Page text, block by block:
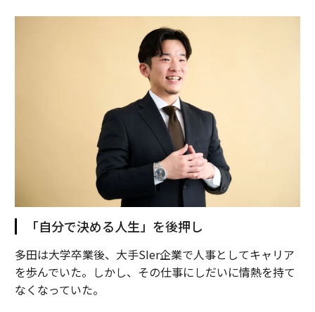
「自分で決める人生」を後押し
多田は大学卒業後、大手SIer企業で人事としてキャリア
を歩んでいた。しかし、その仕事にしだいに情熱を持て
なくなっていた。